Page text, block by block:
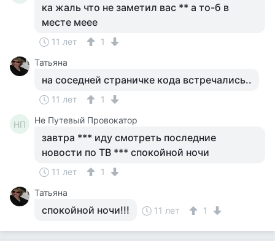
ка жаль что не заметил вас ** а то-б в
месте меее
11 лет
1
Татьяна
на соседней страничке кода встречались..
11 лет 1
НП Не Путевый Провокатор
завтра *** иду смотреть последние
новости по ТВ *** спокойной ночи
11 лет
1
Татьяна
спокойной ночи!!! 11 лет 1